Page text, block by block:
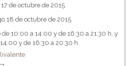
de octubre de 2015
18 de octubre de 2015
de 10:00 a 14:00 y de 16:30 a 21:30 h. y
y de 16:30 a 20:30 h.